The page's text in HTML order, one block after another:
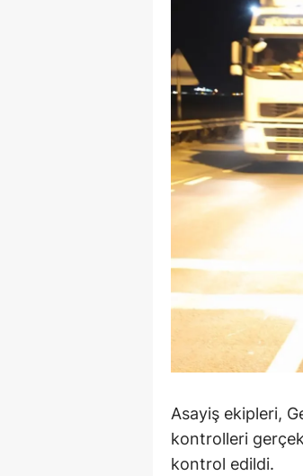
Asayiş ekipleri,
kontrolleri
kontrol edildi.